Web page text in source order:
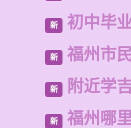
新 初中毕
新 福州市
新 附近学
新 福州哪